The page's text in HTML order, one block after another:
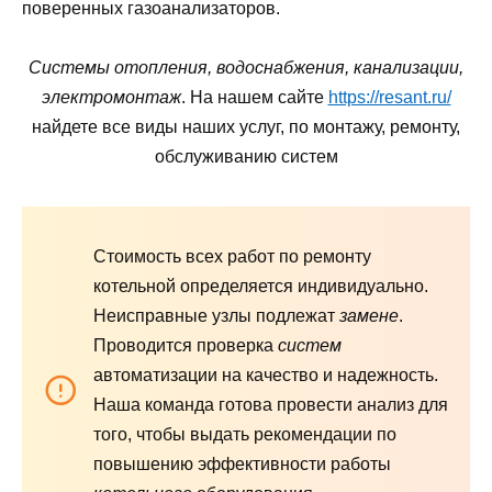
поверенных газоанализаторов.
Системы отопления, водоснабжения, канализации,
электромонтаж. На нашем сайте https://resant.ru/
найдете все виды наших услуг, по монтажу, ремонту,
обслуживанию систем
Стоимость всех работ по ремонту
котельной определяется индивидуально.
Неисправные узлы подлежат замене.
Проводится проверка систем
автоматизации на качество и надежность.
Наша команда готова провести анализ для
того, чтобы выдать рекомендации по
повышению эффективности работы